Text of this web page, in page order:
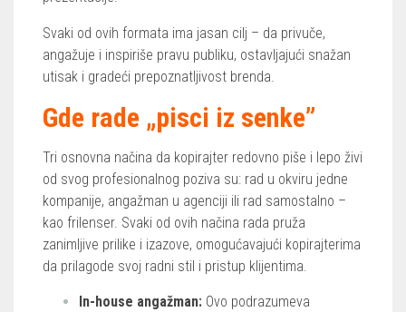
Svaki od ovih formata ima jasan cilj – da privuče,
angažuje i inspiriše pravu publiku, ostavljajući snažan
utisak i gradeći prepoznatljivost brenda.
Gde rade „pisci iz senke”
Tri osnovna načina da kopirajter redovno piše i lepo živi
od svog profesionalnog poziva su: rad u okviru jedne
kompanije, angažman u agenciji ili rad samostalno –
kao frilenser. Svaki od ovih načina rada pruža
zanimljive prilike i izazove, omogućavajući kopirajterima
da prilagode svoj radni stil i pristup klijentima.
In-house angažman: Ovo podrazumeva